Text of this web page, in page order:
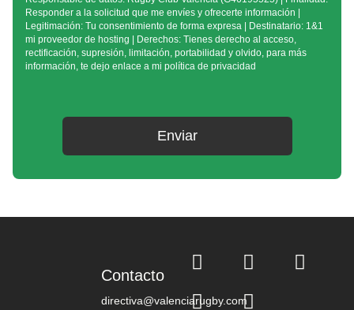
Responder a la solicitud que me envíes y ofrecerte información |
Legitimación: Tu consentimiento de forma expresa | Destinatario: 1&1
mi proveedor de hosting | Derechos: Tienes derecho al acceso,
rectificación, supresión, limitación, portabilidad y olvido, para más
información, te dejo enlace a mi política de privacidad
Contacto
directiva@valenciarugby.com